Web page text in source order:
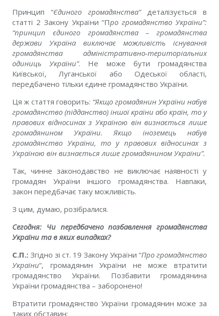
Принцип “Єдиного громадянства”деталізується в
статті 2 Закону України “Про громадянство України”:
“принцип єдиного громадянства – громадянства
держави Україна виключає можливість існування
громадянства адміністративно-територіальних
одиниць України”. Не може бути громадянства
Київської, Луганської або Одеської області,
передбачено тільки єдине громадянство України.
Ця ж стаття говорить: “Якщо громадянин України набув
громадянство (підданство) іншої країни або країн, то у
правових відносинах з Україною він визнається лише
громадянином України. Якщо іноземець набув
громадянство України, то у правових відносинах з
Україною він визнається лише громадянином України”.
Так, чинне законодавство не виключає наявності у
громадян України іншого громадянства. Навпаки,
закон передбачає таку можливість.
З цим, думаю, розібралися.
Сегодня: Чи передбачено позбавлення громадянства
України та в яких випадках?
С.П.: Згідно зі ст. 19 Закону України “Про громадянство
України“, громадянин України не може втратити
громадянство України. Позбавити громадянина
України громадянства – заборонено!
Втратити громадянство України громадянин може за
таких обставин: